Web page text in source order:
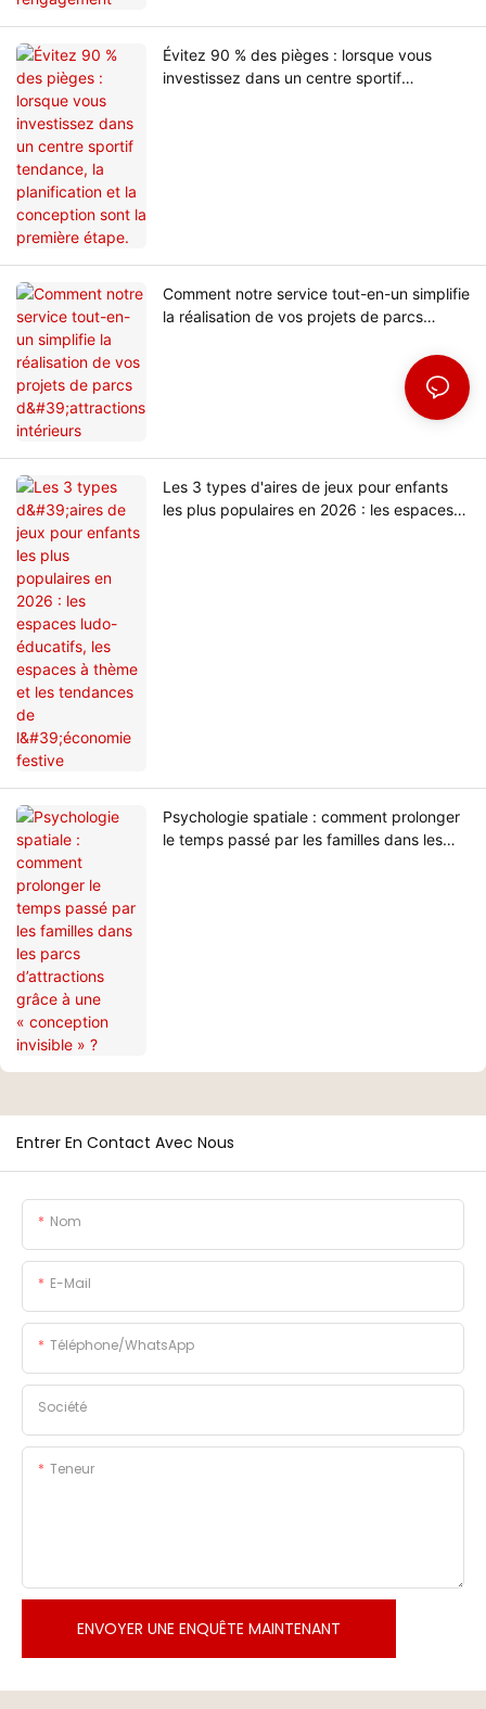
Évitez 90 % des pièges : lorsque vous
investissez dans un centre sportif
Comment notre service tout-en-un simplifie
la réalisation de vos projets de parcs
Les 3 types d'aires de jeux pour enfants
les plus populaires en 2026 : les espaces
Psychologie spatiale : comment prolonger
le temps passé par les familles dans les
Entrer En Contact Avec Nous
Nom
E-Mail
Téléphone/WhatsApp
Société
Teneur
ENVOYER UNE ENQUÊTE MAINTENANT